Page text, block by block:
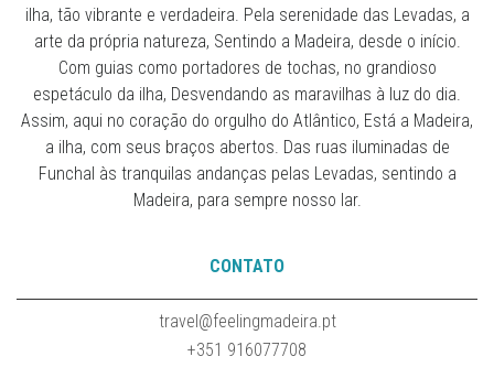
ilha, tão vibrante e verdadeira. Pela serenidade das Levadas, a
arte da própria natureza, Sentindo a Madeira, desde o início.
Com guias como portadores de tochas, no grandioso
espetáculo da ilha, Desvendando as maravilhas à luz do dia.
Assim, aqui no coração do orgulho do Atlântico, Está a Madeira,
a ilha, com seus braços abertos. Das ruas iluminadas de
Funchal às tranquilas andanças pelas Levadas, sentindo a
Madeira, para sempre nosso lar.
CONTATO
travel@feelingmadeira.pt
+351 916077708